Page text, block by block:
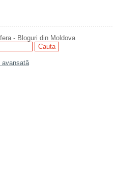
- Bloguri din Moldova
avansată